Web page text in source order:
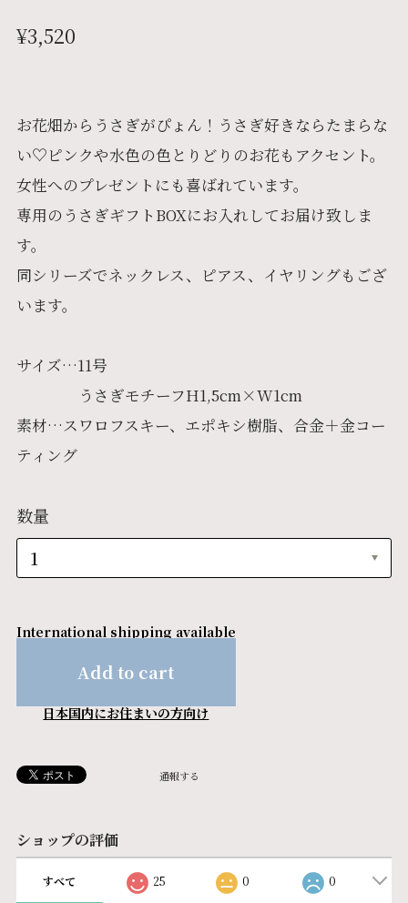
¥3,520
お花畑からうさぎがぴょん！うさぎ好きならたまらな
い♡ピンクや水色の色とりどりのお花もアクセント。
女性へのプレゼントにも喜ばれています。
専用のうさぎギフトBOXにお入れしてお届け致しま
す。
同シリーズでネックレス、ピアス、イヤリングもござ
います。
サイズ…11号
うさぎモチーフH1,5cm×W1cm
素材…スワロフスキー、エポキシ樹脂、合金＋金コー
ティング
数量
International shipping available
Add to cart
日本国内にお住まいの方向け
通報する
ショップの評価
すべて 25 0 0